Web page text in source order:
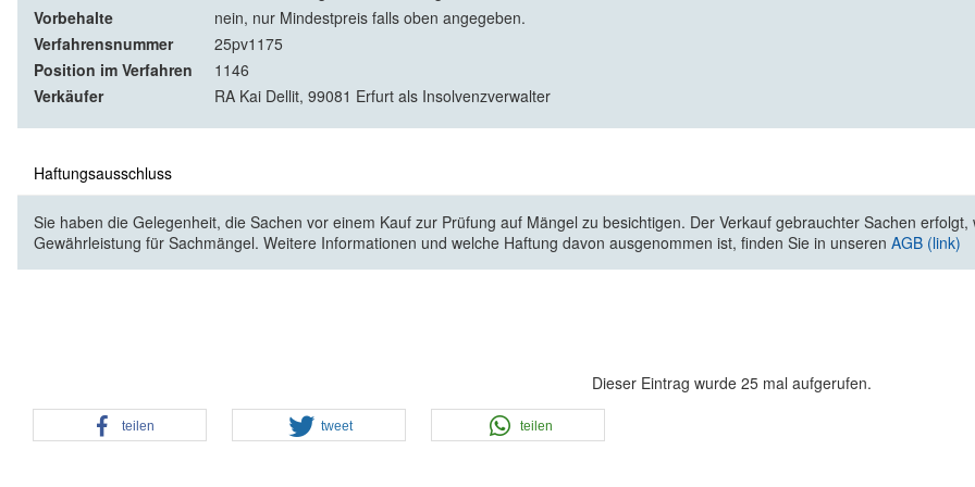
Vorbehalte
nein, nur Mindestpreis falls oben angegeben.
Verfahrensnummer
25pv1175
Position im Verfahren
1146
Verkäufer
RA Kai Dellit, 99081 Erfurt als Insolvenzverwalter
Haftungsausschluss
Sie haben die Gelegenheit, die Sachen vor einem Kauf zur Prüfung auf Mängel zu besichtigen. Der Verkauf gebrauchter Sachen
Gewährleistung für Sachmängel. Weitere Informationen und welche Haftung davon ausgenommen ist, finden Sie in unseren AGB (link)
Dieser Eintrag wurde 25 mal aufgerufen.
teilen tweet teilen